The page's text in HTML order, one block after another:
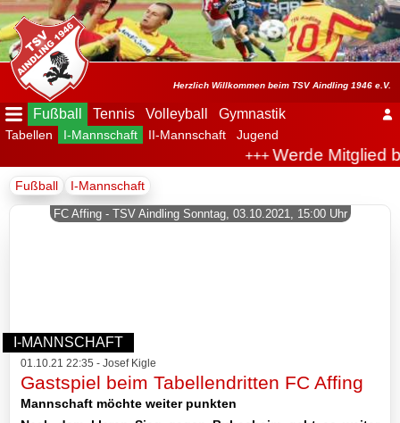
Herzlich Willkommen beim TSV Aindling 1946 e.V.
Fußball Tennis Volleyball Gymnastik
Tabellen I-Mannschaft II-Mannschaft Jugend
+++Werde Mitglied
Menü
ausblenden
Startseite
Verein
Fußball
I-
Mannschaft
Archiv
Fußball I-Mannschaft
I-MANNSCHAFT
FC Affing - TSV Aindling Sonntag, 03.10.2021, 15:00 Uhr
01.10.21 22:35 - Josef Kigle
Gastspiel beim Tabellendritten FC Affing
Mannschaft möchte weiter punkten